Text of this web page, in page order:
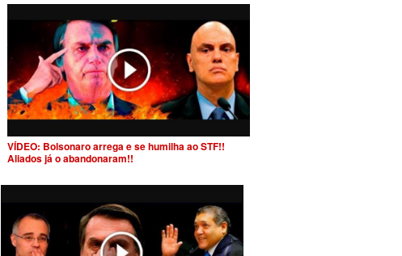
VÍDEO: Bolsonaro arrega e se humilha ao STF!!
Aliados já o abandonaram!!